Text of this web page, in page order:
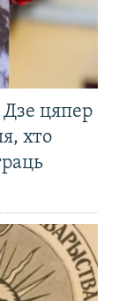
цяпер
хто